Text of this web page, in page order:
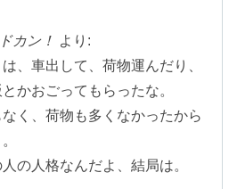
カン！ より:
、車出して、荷物運んだり、
かおごってもらったな。
く、荷物も多くなかったから
の人格なんだよ、結局は。